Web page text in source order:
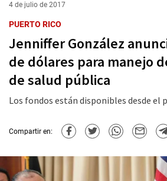
4 de julio de 2017
PUERTO RICO
Jenniffer González
de dólares para manejo
de salud pública
Los fondos están disponibles desde el
Compartir en: